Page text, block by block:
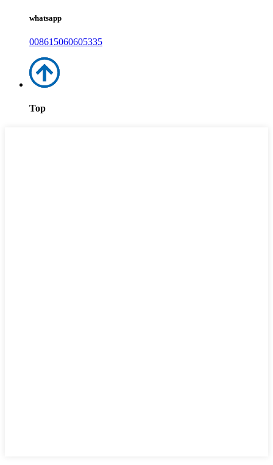
whatsapp
008615060605335
Top